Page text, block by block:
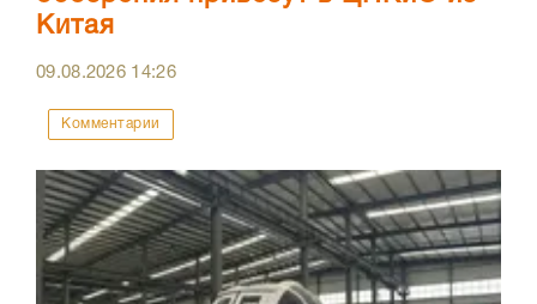
Китая
09.08.2026 14:26
Комментарии